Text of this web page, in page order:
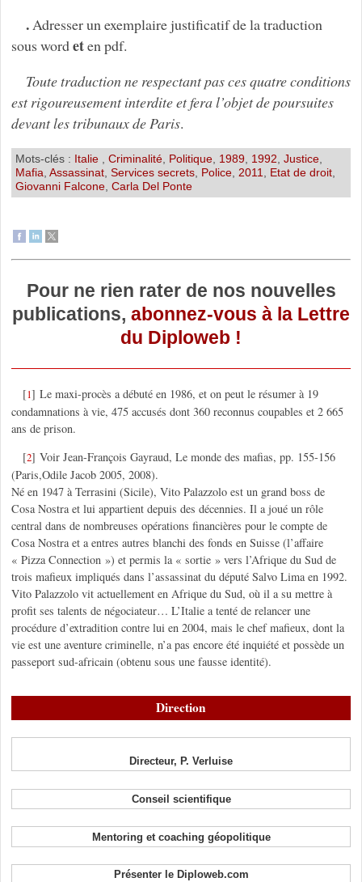
.Adresser un exemplaire justificatif de la traduction
sous wordeten pdf.
Toute traduction ne respectant pas ces quatre conditions
est rigoureusement interdite et fera l’objet de poursuites
devant les tribunaux de Paris.
Mots-clés : Italie Criminalité, Politique, 1989, 1992 Justice,
Mafia Assassinat, Services secrets, Police, 2011 Etat de droit,
Giovanni Falcone, Carla Del Ponte
Pour ne rien rater de nos nouvelles
publications, abonnez-vous à la Lettre
du Diploweb !
[1]Le maxi-procès a débuté en 1986, et on peut le résumer à 19
condamnations à vie, 475 accusés dont 360 reconnus coupables et 2 665
ans de prison.
[2]Voir Jean-François Gayraud, Le monde des mafias, pp. 155-156
(Paris,Odile Jacob 2005, 2008).
Né en 1947 à Terrasini (Sicile), Vito Palazzolo est un grand boss de
Cosa Nostra et lui appartient depuis des décennies. Il a joué un rôle
central dans de nombreuses opérations financières pour le compte de
Cosa Nostra et a entres autres blanchi des fonds en Suisse (l’affaire
« Pizza Connection ») et permis la « sortie » vers l’Afrique du Sud de
trois mafieux impliqués dans l’assassinat du député Salvo Lima en 1992.
Vito Palazzolo vit actuellement en Afrique du Sud, où il a su mettre à
profit ses talents de négociateur… L’Italie a tenté de relancer une
procédure d’extradition contre lui en 2004, mais le chef mafieux, dont la
vie est une aventure criminelle, n’a pas encore été inquiété et possède un
passeport sud-africain (obtenu sous une fausse identité).
Direction
Directeur, P. Verluise
Conseil scientifique
Mentoring et coaching géopolitique
Présenter le Diploweb.com